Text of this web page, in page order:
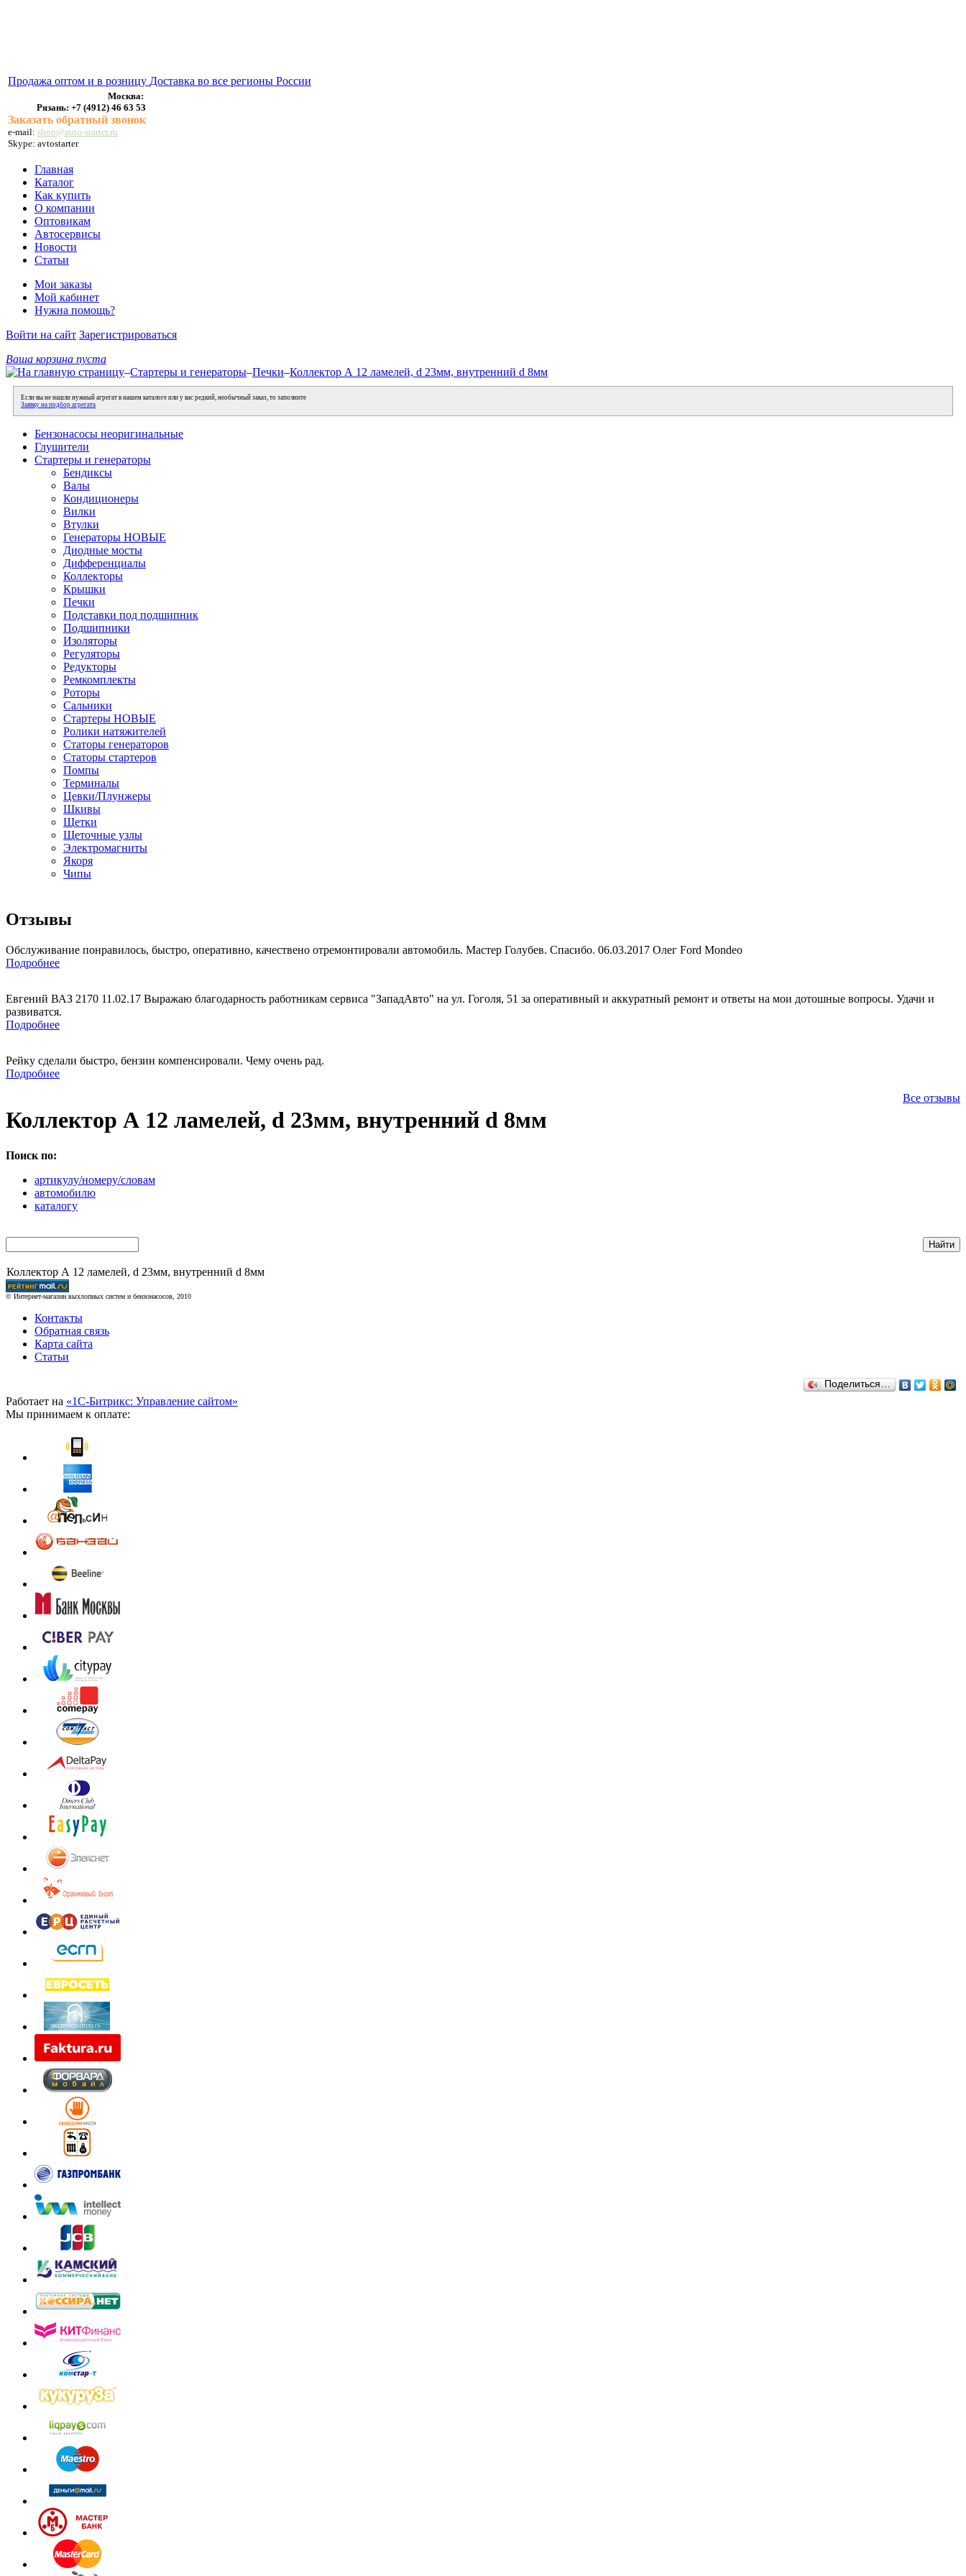
Продажа оптом и в розницу Доставка во все регионы России
Москва:
Рязань: +7 (4912) 46 63 53
Заказать обратный звонок
e-mail: shop@auto-starter.ru
Skype: avtostarter
Главная
Каталог
Как купить
О компании
Оптовикам
Автосервисы
Новости
Статьи
Мои заказы
Мой кабинет
Нужна помощь?
Войти на сайт Зарегистрироваться
Ваша корзина пуста
–Стартеры и генераторы–Печки–Коллектор А 12 ламелей, d 23мм, внутренний d 8мм
Если вы не нашли нужный агрегат в нашем каталоге или у вас редкий, необычный заказ, то заполните
Заявку на подбор агрегата
Бензонасосы неоригинальные
Глушители
Стартеры и генераторы
Бендиксы
Валы
Кондиционеры
Вилки
Втулки
Генераторы НОВЫЕ
Диодные мосты
Дифференциалы
Коллекторы
Крышки
Печки
Подставки под подшипник
Подшипники
Изоляторы
Регуляторы
Редукторы
Ремкомплекты
Роторы
Сальники
Стартеры НОВЫЕ
Ролики натяжителей
Статоры генераторов
Статоры стартеров
Помпы
Терминалы
Цевки/Плунжеры
Шкивы
Щетки
Щеточные узлы
Электромагниты
Якоря
Чипы
Отзывы
Обслуживание понравилось, быстро, оперативно, качествено отремонтировали автомобиль. Мастер Голубев. Спасибо. 06.03.2017 Олег Ford Mondeo
Подробнее
Евгений ВАЗ 2170 11.02.17 Выражаю благодарность работникам сервиса "ЗападАвто" на ул. Гоголя, 51 за оперативный и аккуратный ремонт и ответы на мои дотошные вопросы. Удачи и
развиватся.
Подробнее
Рейку сделали быстро, бензин компенсировали. Чему очень рад.
Подробнее
Все отзывы
Коллектор А 12 ламелей, d 23мм, внутренний d 8мм
Поиск по:
артикулу/номеру/словам
автомобилю
каталогу
Коллектор А 12 ламелей, d 23мм, внутренний d 8мм
© Интернет-магазин выхлопных систем и бензонасосов, 2010
Контакты
Обратная связь
Карта сайта
Статьи
Поделиться…
Работает на «1С-Битрикс: Управление сайтом»
Мы принимаем к оплате: